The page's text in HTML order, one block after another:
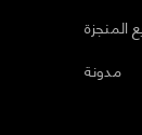
المنجزة
مدونة